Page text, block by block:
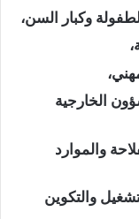
وكبار السن،
الخارجية
والموارد
والتكوين